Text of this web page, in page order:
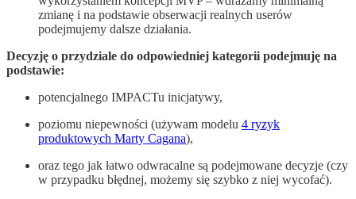
zmianę i na podstawie obserwacji realnych userów
podejmujemy dalsze działania.
Decyzję o przydziale do odpowiedniej kategorii podejmuję na
podstawie:
potencjalnego IMPACTu inicjatywy,
poziomu niepewności (używam modelu 4 ryzyk
produktowych Marty Cagana),
oraz tego jak łatwo odwracalne są podejmowane decyzje (czy
w przypadku błędnej, możemy się szybko z niej wycofać).